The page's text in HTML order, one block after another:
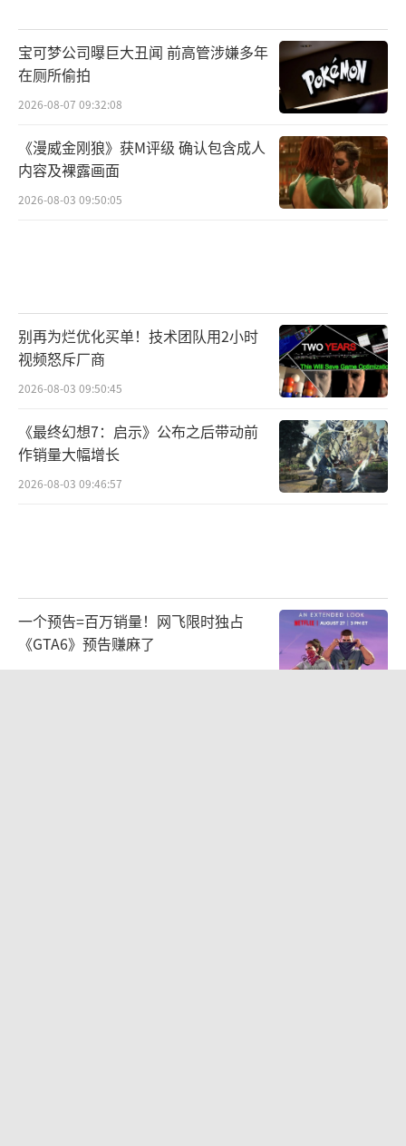
宝可梦公司曝巨大丑闻 前高管涉嫌多年
在厕所偷拍
2026-08-07 09:32:08
《漫威金刚狼》获M评级 确认包含成人
内容及裸露画面
2026-08-03 09:50:05
别再为烂优化买单！技术团队用2小时
视频怒斥厂商
2026-08-03 09:50:45
《最终幻想7：启示》公布之后带动前
作销量大幅增长
2026-08-03 09:46:57
一个预告=百万销量！网飞限时独占
《GTA6》预告赚麻了
2026-08-07 09:35:02